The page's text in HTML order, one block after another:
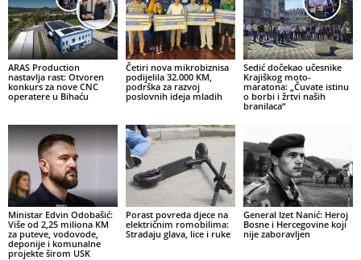
ARAS Production
nastavlja rast: Otvoren
konkurs za nove CNC
operatere u Bihaću
Četiri nova mikrobiznisa
podijelila 32.000 KM,
podrška za razvoj
poslovnih ideja mladih
Sedić dočekao učesnike
Krajiškog moto-
maratona: „Čuvate istinu
o borbi i žrtvi naših
branilaca“
Ministar Edvin Odobašić:
Više od 2,25 miliona KM
za puteve, vodovode,
deponije i komunalne
projekte širom USK
Porast povreda djece na
električnim romobilima:
Stradaju glava, lice i ruke
General Izet Nanić: Heroj
Bosne i Hercegovine koji
nije zaboravljen